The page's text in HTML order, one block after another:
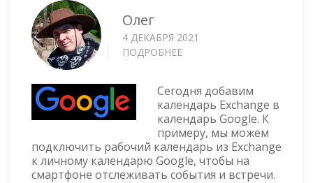
Олег
4 ДЕКАБРЯ 2021
ПОДРОБНЕЕ
—
ДОБАВЛЯЕМ
КАЛЕНДАРЬ
ИЗ
EXCHANGE
Сегодня добавим
календарь Exchange в
календарь Google. К
примеру, мы можем
подключить рабочий календарь из Exchange
к личному календарю Google, чтобы на
смартфоне отслеживать события и встречи.